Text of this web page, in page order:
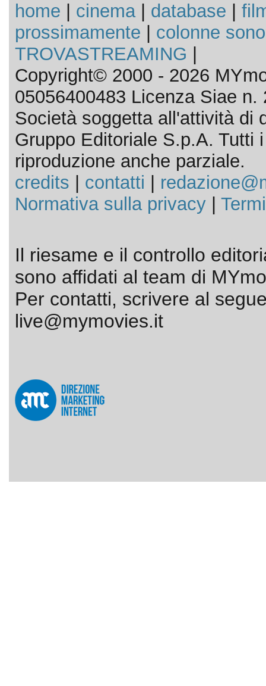
home cinema| database
prossimamente
colonne
TROVASTREAMING
Copyright© 2000 - 2026
05056400483 Licenza Siae n.
Società soggetta all'attività di
Gruppo Editoriale S.p.A. Tutti
riproduzione anche parziale.
credits
contatti
Normativa sulla privacy|
Il riesame e il controllo
sono affidati al team di
Per contatti, scrivere al
live@mymovies.it